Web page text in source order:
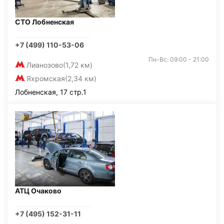
СТО Лобненская
+7 (499) 110-53-06
Лианозово(1,72 км)
Яхромская(2,34 км)
Пн-Вс: 09:00 - 21:00
Лобненская, 17 стр.1
АТЦ Очаково
+7 (495) 152-31-11